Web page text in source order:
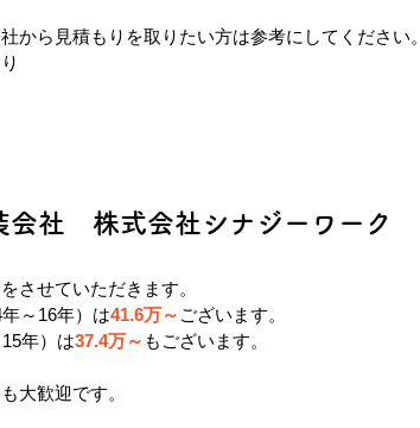
から見積もりを取りたい方は参考にしてください。
社　株式会社シナジーワーク
させていただきます。
～16年）は41.6万～ ございます。
年）は37.4万～ もございます。
大歓迎です。